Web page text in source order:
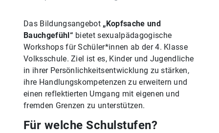
Das Bildungsangebot „Kopfsache und
Bauchgefühl“ bietet sexualpädagogische
Workshops für Schüler*innen ab der 4. Klasse
Volksschule. Ziel ist es, Kinder und Jugendliche
in ihrer Persönlichkeitsentwicklung zu stärken,
ihre Handlungskompetenzen zu erweitern und
einen reflektierten Umgang mit eigenen und
fremden Grenzen zu unterstützen.
Für welche Schulstufen?